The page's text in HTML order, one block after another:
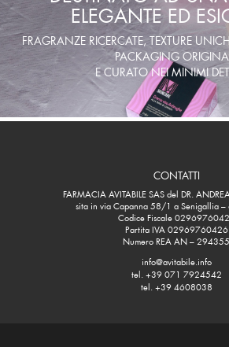
ELEGANTE ED
FRAGRANZE RICERCATE, TEXTURE
PACKAGING
E CURATO NEI MINIMI
CONTATTI
FARMACIA AVITABILE SAS del DR.
sita in via Capanna 58/1 a Senigallia –
Codice Fiscale
Partita IVA 02969760426
Numero REA AN – 294355
info@avitabile.info
tel. +39 071 7924542
tel. +39 4608038